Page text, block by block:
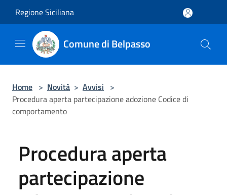
Regione Siciliana
Comune di Belpasso
Home > Novità > Avvisi >
Procedura aperta partecipazione adozione Codice di
comportamento
Procedura aperta
partecipazione